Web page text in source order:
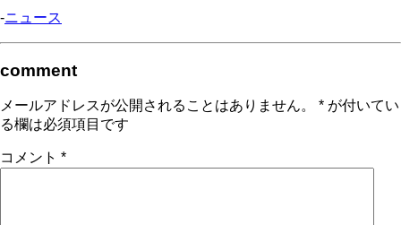
-ニュース
comment
メールアドレスが公開されることはありません。 * が付いてい
る欄は必須項目です
コメント *